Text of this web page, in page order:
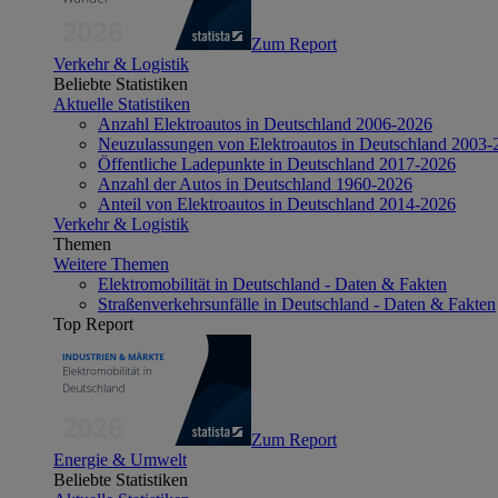
Zum Report
Verkehr & Logistik
Beliebte Statistiken
Aktuelle Statistiken
Anzahl Elektroautos in Deutschland 2006-2026
Neuzulassungen von Elektroautos in Deutschland 2003-
Öffentliche Ladepunkte in Deutschland 2017-2026
Anzahl der Autos in Deutschland 1960-2026
Anteil von Elektroautos in Deutschland 2014-2026
Verkehr & Logistik
Themen
Weitere Themen
Elektromobilität in Deutschland - Daten & Fakten
Straßenverkehrsunfälle in Deutschland - Daten & Fakten
Top Report
Zum Report
Energie & Umwelt
Beliebte Statistiken